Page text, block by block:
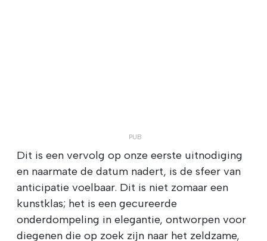
Dit is een vervolg op onze eerste uitnodiging
en naarmate de datum nadert, is de sfeer van
anticipatie voelbaar. Dit is niet zomaar een
kunstklas; het is een gecureerde
onderdompeling in elegantie, ontworpen voor
diegenen die op zoek zijn naar het zeldzame,